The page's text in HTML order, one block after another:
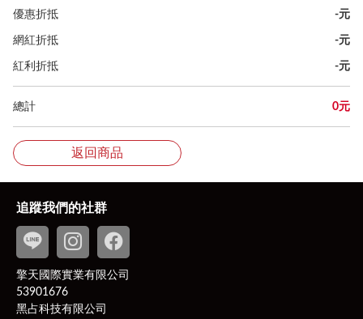
優惠折抵 -元
網紅折抵 -元
紅利折抵 -元
總計 0元
返回商品
追蹤我們的社群
擎天國際實業有限公司
53901676
黑占科技有限公司